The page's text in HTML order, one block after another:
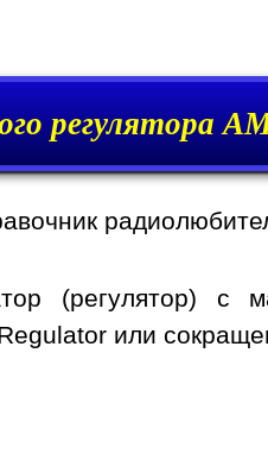
регулятора
(регулятор) с
или